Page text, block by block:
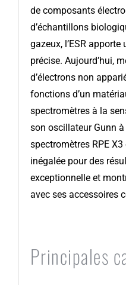
de composants
d’échantillons
gazeux, l’ESR
précise. Aujourd’hui,
d’électrons non
fonctions d’un
spectromètres à la
son oscillateur Gunn
spectromètres RPE
inégalée pour des
exceptionnelle et
avec ses accessoires
Principales